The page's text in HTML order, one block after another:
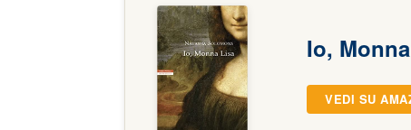
Io,
VEDI SU